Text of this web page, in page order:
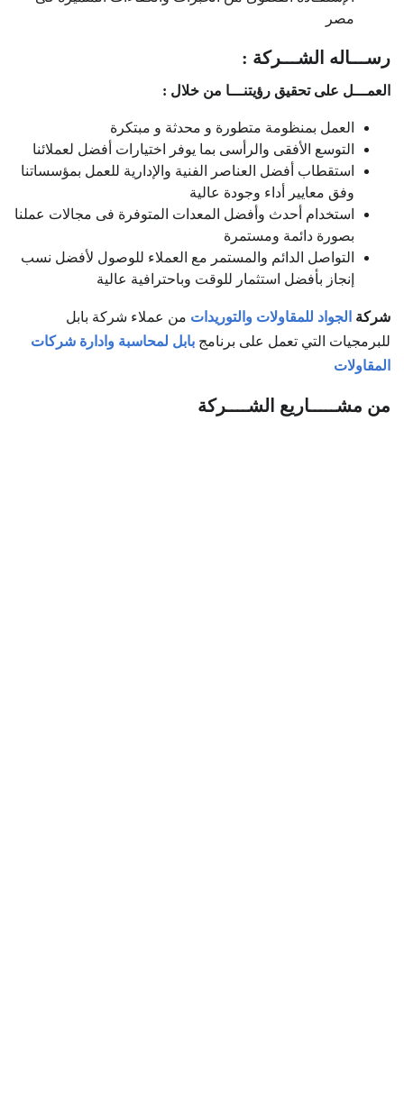
مصر
رســـاله الشـــركة :
العمـــل على تحقيق رؤيتنـــا من خلال :
العمل بمنظومة متطورة و محدثة و مبتكرة
التوسع الأفقى والرأسى بما يوفر اختيارات أفضل لعملائنا
استقطاب أفضل العناصر الفنية والإدارية للعمل بمؤسساتنا
وفق معايير أداء وجودة عالية
استخدام أحدث وأفضل المعدات المتوفرة فى مجالات عملنا
بصورة دائمة ومستمرة
التواصل الدائم والمستمر مع العملاء للوصول لأفضل نسب
إنجاز بأفضل استثمار للوقت وباحترافية عالية
شركة الجواد للمقاولات والتوريدات من عملاء شركة بابل
للبرمجيات التي تعمل على برنامج بابل لمحاسبة وادارة شركات
المقاولات
من مشـــــاريع الشــــركة